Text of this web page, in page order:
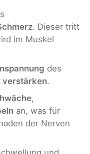
. Dieser tritt
im Muskel
des
verstärken.
,
an, was für
der Nerven